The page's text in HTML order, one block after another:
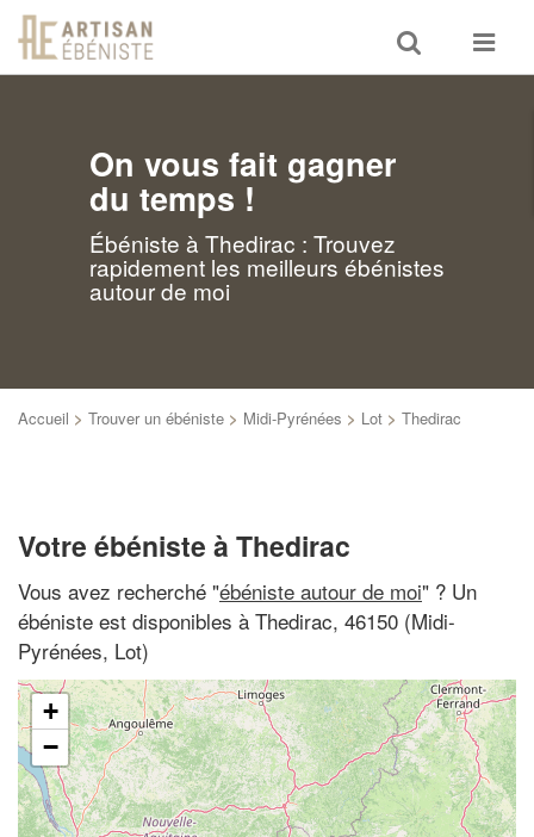
Toggle
search
Toggle
On vous fait gagner
du temps !
Ébéniste à Thedirac : Trouvez
rapidement les meilleurs ébénistes
autour de moi
Accueil > Trouver un ébéniste > Midi-Pyrénées > Lot > Thedirac
Votre ébéniste à Thedirac
Vous avez recherché "ébéniste autour de moi" ? Un
ébéniste est disponibles à Thedirac, 46150 (Midi-
Pyrénées, Lot)
+
−